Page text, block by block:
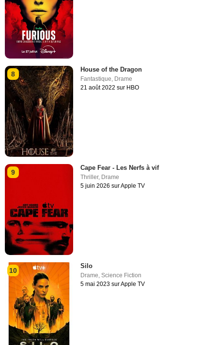
8
House of the Dragon
Fantastique Drame
21 août 2022 sur HBO
9
Cape Fear - Les Nerfs à vif
Thriller, Drame
5 juin 2026 sur Apple TV
10
Silo
Drame,Science Fiction
5 mai 2023 sur Apple TV